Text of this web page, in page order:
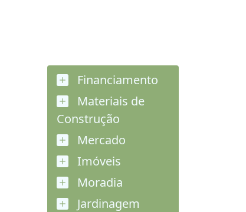
Financiamento
Materiais de
Construção
Mercado
Imóveis
Moradia
Jardinagem